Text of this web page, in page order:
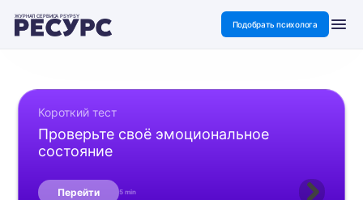
ЖУРНАЛ СЕРВИСА PSYPSY
Подобрать психолога
Короткий тест
Проверьте своё эмоциональное
состояние
Перейти 5 min